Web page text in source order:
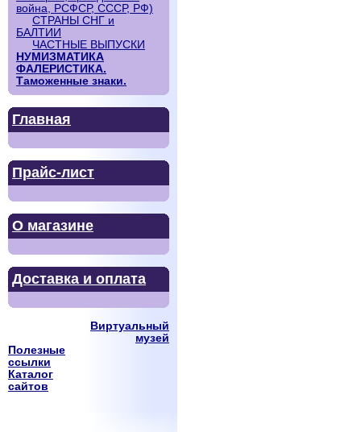
война, РСФСР, СССР, РФ)
СТРАНЫ СНГ и
БАЛТИИ
ЧАСТНЫЕ ВЫПУСКИ
НУМИЗМАТИКА
ФАЛЕРИСТИКА.
Таможенные знаки.
Главная
Прайс-лист
О магазине
Доставка и оплата
Виртуальный
музей
Полезные
ссылки
Каталог
сайтов